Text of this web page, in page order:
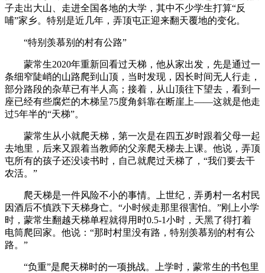
子走出大山、走进全国各地的大学，其中不少学生打算“反
哺”家乡。特别是近几年，弄顶屯正迎来翻天覆地的变化。
“特别羡慕别的村有公路”
蒙常生2020年重新回看过天梯，他从家出发，先是通过一
条细窄陡峭的山路爬到山顶，当时发现，因长时间无人行走，
部分路段的杂草已有半人高；接着，从山顶往下望去，看到一
座已经有些腐烂的木梯呈75度角斜靠在断崖上——这就是他走
过5年半的“天梯”。
蒙常生从小就爬天梯，第一次是在四五岁时跟着父母一起
去地里，后来又跟着当教师的父亲爬天梯去上课。他说，弄顶
屯所有的孩子还没读书时，自己就爬过天梯了，“我们要去干
农活。”
爬天梯是一件风险不小的事情。上世纪，弄勇村一名村民
因酒后不慎跌下天梯身亡。“小时候走那里很害怕。”刚上小学
时，蒙常生翻越天梯单程就得用时0.5-1小时，天黑了得打着
电筒爬回家。他说：“那时村里没有路，特别羡慕别的村有公
路。”
“负重”是爬天梯时的一项挑战。上学时，蒙常生的书包里